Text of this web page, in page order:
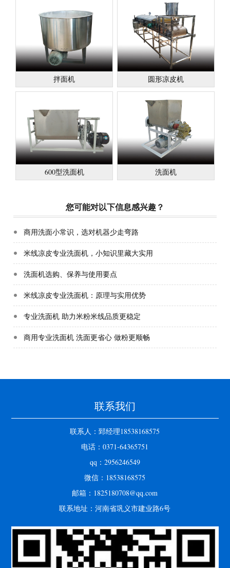
拌面机 圆形凉皮机
600型洗面机 洗面机
您可能对以下信息感兴趣？
商用洗面小常识，选对机器少走弯路
米线凉皮专业洗面机，小知识里藏大实用
洗面机选购、保养与使用要点
米线凉皮专业洗面机：原理与实用优势
专业洗面机 助力米粉米线品质更稳定
商用专业洗面机 洗面更省心 做粉更顺畅
联系我们
联系人：郅经理18538168575
电话：0371-64365751
qq：2956246549
微信：18538168575
邮箱：1825180708@qq.com
联系地址：河南省巩义市建业路6号